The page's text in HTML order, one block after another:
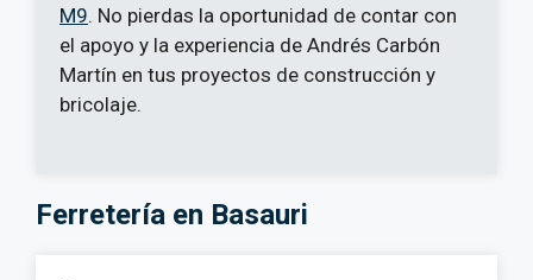
M9. No pierdas la oportunidad de contar con
el apoyo y la experiencia de Andrés Carbón
Martín en tus proyectos de construcción y
bricolaje.
Ferretería en Basauri